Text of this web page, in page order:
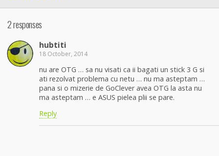
2 responses
hubtiti
18 October, 2014
nu are OTG … sa nu visati ca ii bagati un stick 3 G si
ati rezolvat problema cu netu … nu ma asteptam …
pana si o mizerie de GoClever avea OTG la asta nu
ma asteptam … e ASUS pielea plii se pare.
Reply